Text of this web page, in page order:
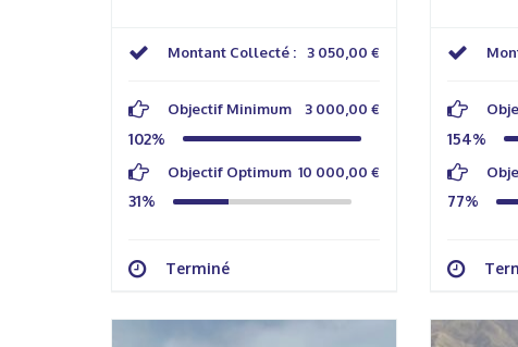
Montant Collecté : 3 050,00 €
Objectif Minimum 3 000,00 €
102%
Objectif Optimum 10 000,00 €
31%
Terminé
154%
77%